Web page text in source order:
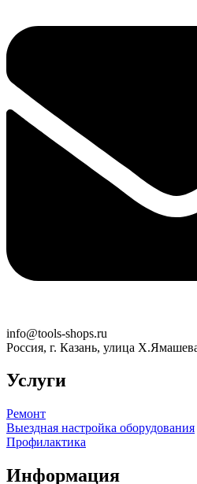
info@tools-shops.ru
Россия, г. Казань, улица
Услуги
Ремонт
Выездная настройка оборудования
Профилактика
Информация